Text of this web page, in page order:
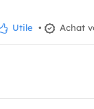
Utile • Achat